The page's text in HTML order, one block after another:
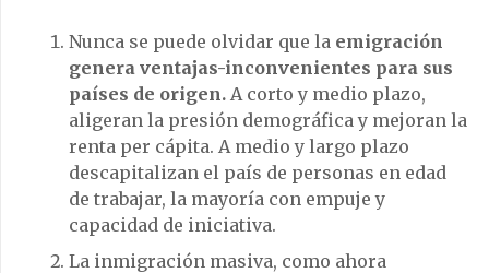
Nunca se puede olvidar que la emigración
genera ventajas-inconvenientes para sus
países de origen. A corto y medio plazo,
aligeran la presión demográfica y mejoran la
renta per cápita. A medio y largo plazo
descapitalizan el país de personas en edad
de trabajar, la mayoría con empuje y
capacidad de iniciativa.
La inmigración masiva, como ahora